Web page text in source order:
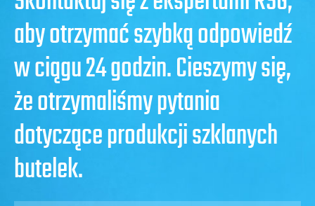
aby otrzymać szybką odpowiedź
w ciągu 24 godzin. Cieszymy się,
że otrzymaliśmy pytania
dotyczące produkcji szklanych
butelek.